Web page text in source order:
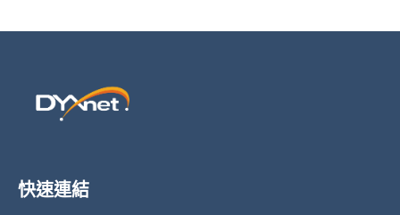
快速連結